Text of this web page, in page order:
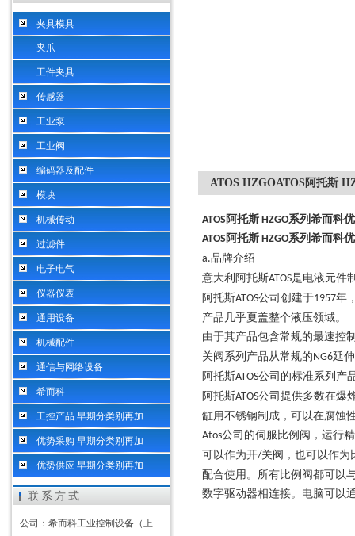
夹具模具
夹爪
工件夹具
传感器
工业泵
工业阀
编码器及配件
模块
机械传动
过滤件
电子电气
仪器仪表
通用设备
机械配件
通信与网络设备
希而科
工控产品 早期分类别再加
优势采购 早期分类别再加
优势供应 早期分类别再加
联系方式
公司：希而科工业控制设备（上
ATOS HZGOATOS阿托斯
ATOS阿托斯 HZGO系列希而科
ATOS阿托斯 HZGO系列希而科
a.品牌介绍
意大利阿托斯ATOS是电液元件
阿托斯ATOS公司创建于1957年
产品几乎夏盖整个液压领域。
由于其产品包含常规的最速控
关阀系列产品从常规的NG6延
阿托斯ATOS公司的标准系列产
阿托斯ATOS公司提供多数在爆
缸用不锈钢制成，可以在腐蚀
Atos公司的伺服比例阀，运行
可以作为开/关阀，也可以作为
配合使用。所有比例阀都可以
数字驱动器相连接。电脑可以